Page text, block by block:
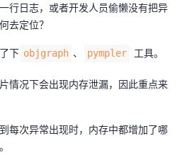
行日志，或者开发人员偷懒没有把异
去定位？
下 objgraph 、 pympler 工具。
情况下会出现内存泄漏，因此重点来
每次异常出现时，内存中都增加了哪